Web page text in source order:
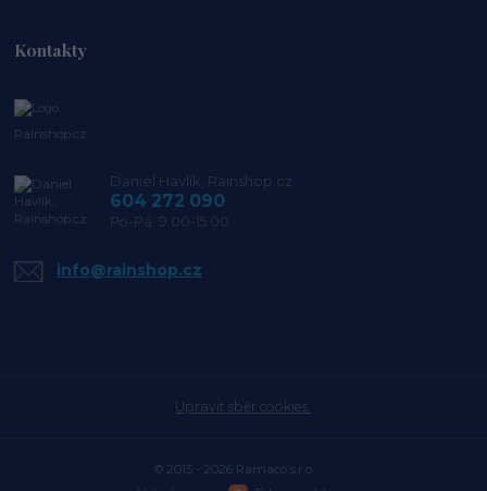
Kontakty
Rainshop.cz
Daniel Havlík, Rainshop.cz
604 272 090
Po-Pá: 9.00-15.00
info@rainshop.cz
Upravit sběr cookies.
© 2015 - 2026 Ramaco s.r.o.